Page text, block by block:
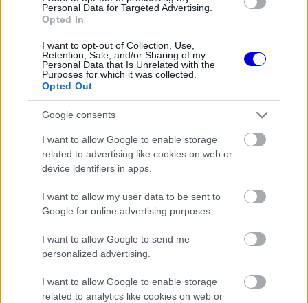
Personal Data for Targeted Advertising.
Opted In
I want to opt-out of Collection, Use,
Retention, Sale, and/or Sharing of my
Personal Data that Is Unrelated with the
Purposes for which it was collected.
Opted Out
Google consents
I want to allow Google to enable storage
related to advertising like cookies on web or
device identifiers in apps.
I want to allow my user data to be sent to
Google for online advertising purposes.
I want to allow Google to send me
personalized advertising.
I want to allow Google to enable storage
related to analytics like cookies on web or
Lando Norris meglepő vallomást
tett a gyermekkori szenvedélyéről
A McLaren óriási hibát követne el
Max Verstappen leigazolásával
FORMA-1
A Hondánál hisznek az áttörésben,
Holland Nagydíjra az Aston
Martinnal
Verstappen idén tölti be a huszonkilencedik